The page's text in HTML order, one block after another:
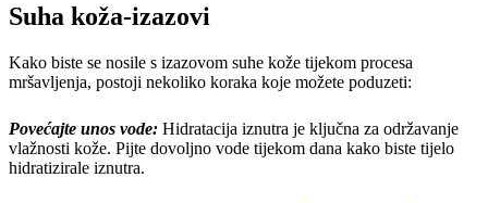
Suha koža-izazovi
Kako biste se nosile s izazovom suhe kože tijekom procesa
mršavljenja, postoji nekoliko koraka koje možete poduzeti:
Povećajte unos vode: Hidratacija iznutra je ključna za održavanje
vlažnosti kože. Pijte dovoljno vode tijekom dana kako biste tijelo
hidratizirale iznutra.